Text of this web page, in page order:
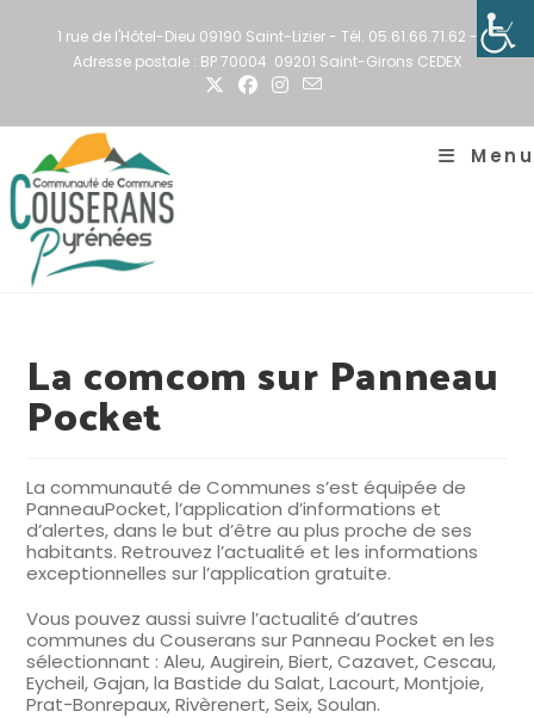
content1 rue de l'Hôtel-Dieu 09190 Saint-Lizier - Tél. 05.61.66.71.62 -
Adresse postale : BP 70004 09201 Saint-Girons CEDEX
Menu
La comcom sur Panneau
Pocket
La communauté de Communes s’est équipée de
PanneauPocket, l’application d’informations et
d’alertes, dans le but d’être au plus proche de ses
habitants. Retrouvez l’actualité et les informations
exceptionnelles sur l’application gratuite.
Vous pouvez aussi suivre l’actualité d’autres
communes du Couserans sur Panneau Pocket en les
sélectionnant : Aleu, Augirein, Biert, Cazavet, Cescau,
Eycheil, Gajan, la Bastide du Salat, Lacourt, Montjoie,
Prat-Bonrepaux, Rivèrenert, Seix, Soulan.